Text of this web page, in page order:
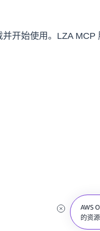
开始使用。LZA MCP
AWS
的资